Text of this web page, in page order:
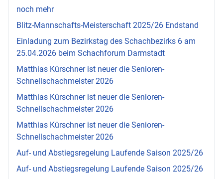
noch mehr
Blitz-Mannschafts-Meisterschaft 2025/26 Endstand
Einladung zum Bezirkstag des Schachbezirks 6 am
25.04.2026 beim Schachforum Darmstadt
Matthias Kürschner ist neuer die Senioren-
Schnellschachmeister 2026
Matthias Kürschner ist neuer die Senioren-
Schnellschachmeister 2026
Matthias Kürschner ist neuer die Senioren-
Schnellschachmeister 2026
Auf- und Abstiegsregelung Laufende Saison 2025/26
Auf- und Abstiegsregelung Laufende Saison 2025/26